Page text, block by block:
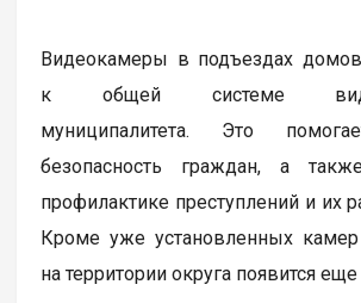
Видеокамеры в подъездах
к общей системе
муниципалитета. Это
безопасность граждан, а
профилактике преступлений и их
Кроме уже установленных
на территории округа появится еще